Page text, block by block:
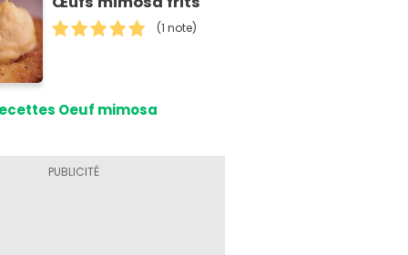
(1 note)
Oeuf mimosa